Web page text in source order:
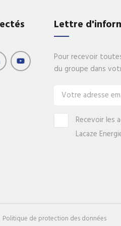
Lettre
Pour recevoir
du groupe dans
Recevoir les
Lacaze
Politique de protection des données